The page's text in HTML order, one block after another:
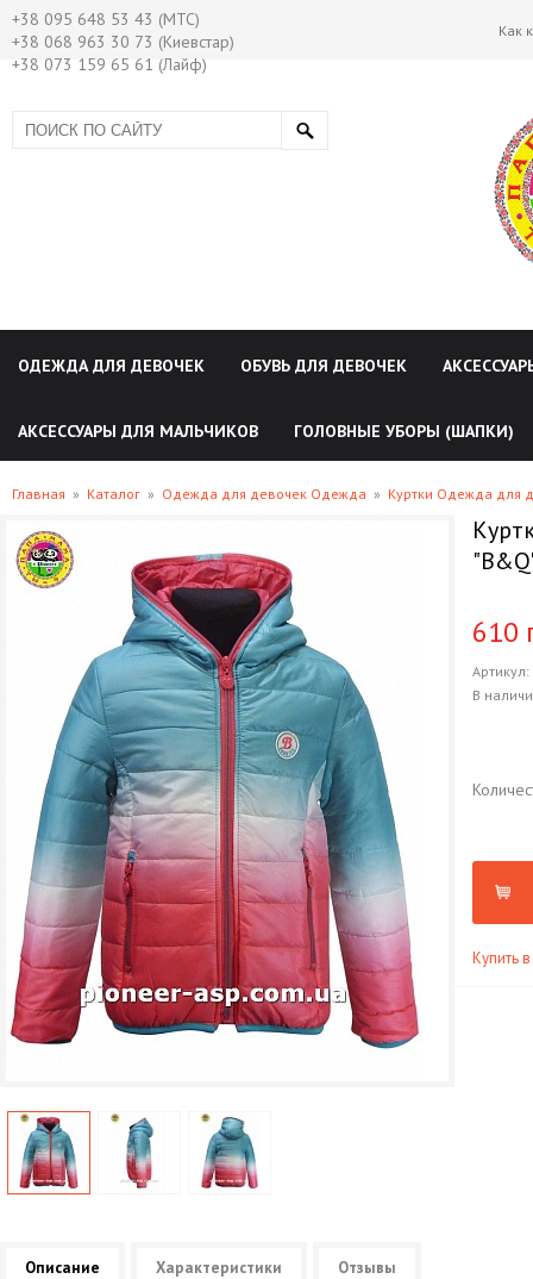
+38 095 648 53 43 (МТС)
+38 068 963 30 73 (Киевстар)
+38 073 159 65 61 (Лайф)
Как
ОДЕЖДА ДЛЯ ДЕВОЧЕК ОБУВЬ ДЛЯ ДЕВОЧЕК
АКСЕССУАРЫ ДЛЯ МАЛЬЧИКОВ ГОЛОВНЫЕ УБОРЫ (ШАПКИ)
Главная » Каталог » Одежда для девочек Одежда » Куртки Одежда для
610
Артикул:
В
Купить
Описание Характеристики Отзывы